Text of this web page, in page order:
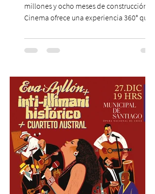
millones y ocho meses de construcción,
Cinema ofrece una experiencia 360° que
cinematográfica y actores en vivo,
recreando algunos de los universos más
una nueva atracción a su oferta
gastronómica y turística con la apertura de
Cinema, un restaurante temático
inspirado en el concepto de un museo de
Hollywood, que promete transportar a sus
visitantes a distintos